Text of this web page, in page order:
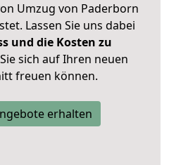
Umzug von Paderborn
Lassen Sie uns dabei
und die Kosten zu
sich auf Ihren neuen
freuen können.
erhalten